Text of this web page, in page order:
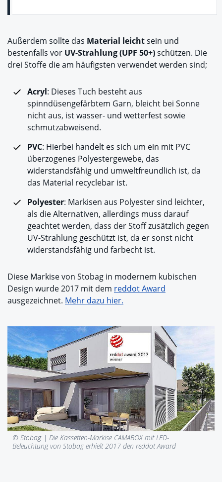
Außerdem sollte das Material leichtsein und
bestenfalls vor UV-Strahlung (UPF 50+)schützen. Die
drei Stoffe die am häufigsten verwendet werden sind;
Acryl: Dieses Tuch besteht aus
spinndüsengefärbtem Garn, bleicht bei Sonne
nicht aus, ist wasser- und wetterfest sowie
schmutzabweisend.
PVC: Hierbei handelt es sich um ein mit PVC
überzogenes Polyestergewebe, das
widerstandsfähig und umweltfreundlich ist, da
das Material recyclebar ist.
Polyester: Markisen aus Polyester sind leichter,
als die Alternativen, allerdings muss darauf
geachtet werden, dass der Stoff zusätzlich gegen
UV-Strahlung geschützt ist, da er sonst nicht
widerstandsfähig und farbecht ist.
Diese Markise von Stobag in modernem kubischen
Design wurde 2017 mit dem reddot Award
ausgezeichnet. Mehr dazu hier.
© Stobag | Die Kassetten-Markise CAMABOX mit LED-
Beleuchtung von Stobag erhielt 2017 den reddot Award